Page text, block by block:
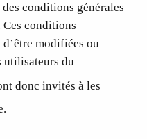
conditions générales
conditions
modifiées ou
utilisateurs du
donc invités à les